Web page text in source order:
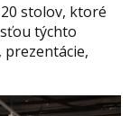
stolov, ktoré
týchto